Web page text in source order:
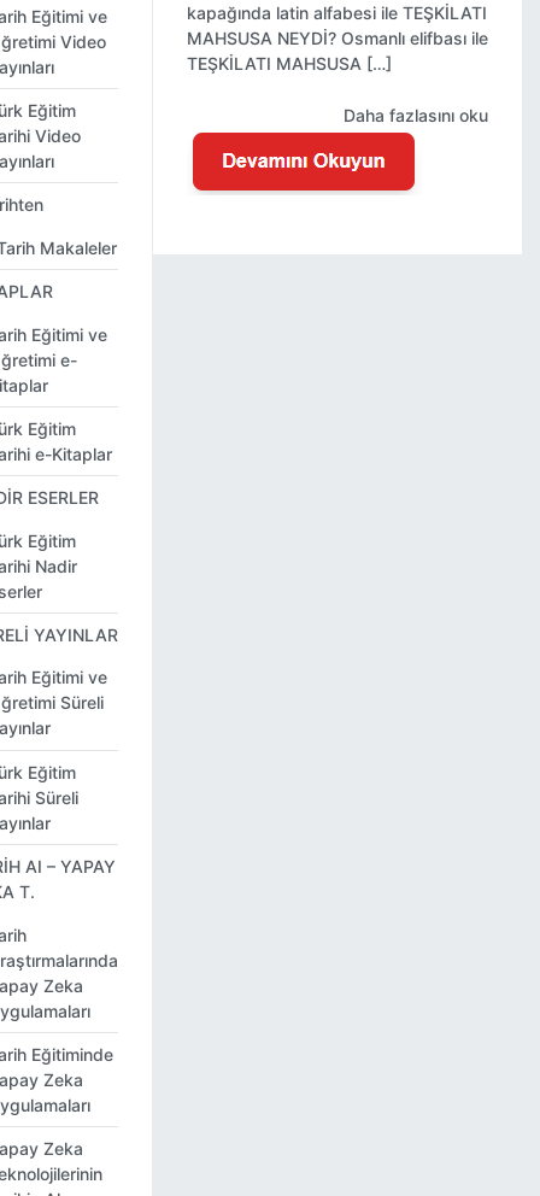
kapağında latin alfabesi ile TEŞKİLATI
MAHSUSA NEYDİ? Osmanlı elifbası ile
TEŞKİLATI MAHSUSA […]
Daha fazlasını oku
Eğitimi ve
Video
Eğitim
Video
Makaleler
Eğitimi ve
e-
Eğitim
e-Kitaplar
ESERLER
Eğitim
Nadir
YAYINLAR
Eğitimi ve
Süreli
Eğitim
Süreli
AI – YAPAY
T.
Zeka
Eğitiminde
Zeka
Zeka